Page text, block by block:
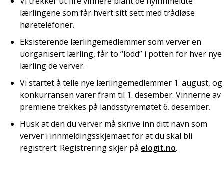
lærlingene som får hvert sitt sett med trådløse
høretelefoner.
Eksisterende lærlingemedlemmer som verver en
uorganisert lærling, får to “lodd” i potten for hver nye
lærling de verver.
Vi startet å telle nye lærlingemedlemmer 1. august, og
konkurransen varer fram til 1. desember. Vinnerne av
premiene trekkes på landsstyremøtet 6. desember.
Husk at den du verver må skrive inn ditt navn som
verver i innmeldingsskjemaet for at du skal bli
registrert. Registrering skjer på elogit.no.